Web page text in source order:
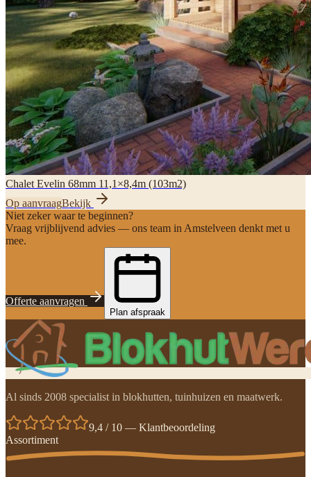
Chalet Evelin 68mm 11,1×8,4m (103m2)
Op aanvraagBekijk
Niet zeker waar te beginnen?
Vraag vrijblijvend advies — ons team in Amstelveen denkt met u
mee.
Offerte aanvragen
Plan afspraak
Al sinds 2008 specialist in blokhutten, tuinhuizen en maatwerk.
9,4 / 10 — Klantbeoordeling
Assortiment